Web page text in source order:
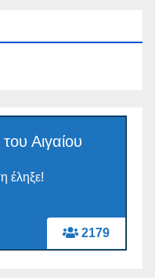
2179
Αιγαίου
έληξε!